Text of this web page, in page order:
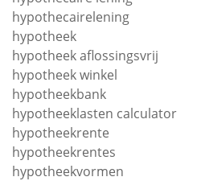
hypothecairelening
hypotheek
hypotheek aflossingsvrij
hypotheek winkel
hypotheekbank
hypotheeklasten calculator
hypotheekrente
hypotheekrentes
hypotheekvormen